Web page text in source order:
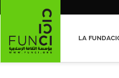
LA